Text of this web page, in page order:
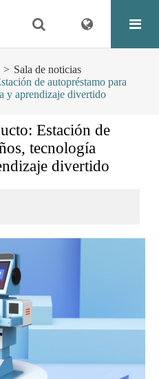
Sala de noticias
de autopréstamo para
y aprendizaje divertido
Estación de
tecnología
divertido